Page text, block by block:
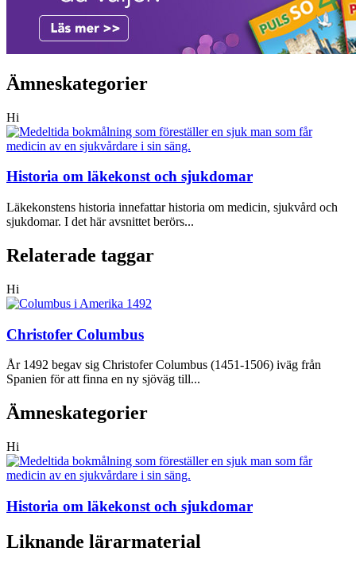
Ämneskategorier
Hi
Historia om läkekonst och sjukdomar
Läkekonstens historia innefattar historia om medicin, sjukvård och
sjukdomar. I det här avsnittet berörs...
Relaterade taggar
Hi
Christofer Columbus
År 1492 begav sig Christofer Columbus (1451-1506) iväg från
Spanien för att finna en ny sjöväg till...
Ämneskategorier
Hi
Historia om läkekonst och sjukdomar
Liknande lärarmaterial